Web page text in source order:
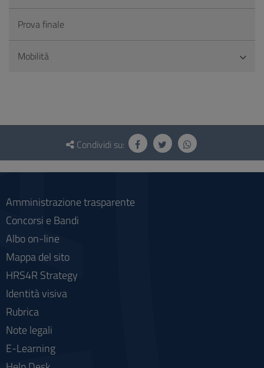
Prova finale
Mobilità
Questionario
social
Condividi su:
Amministrazione trasparente
Concorsi e Bandi
Albo on-line
Mappa del sito
HRS4R Strategy
Identità visiva
Rubrica
Note legali
E-Learning